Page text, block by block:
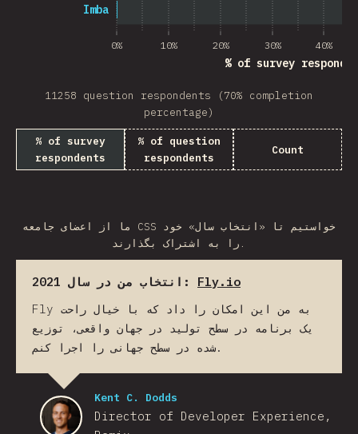
0% 10% 20% 30% 40%
% of survey
Imba
11258 question respondents (70% completion
percentage)
% of survey
respondents
% of question
respondents
Count
ما از اعضای جامعه CSS خواستیم تا «انتخاب سال» خود
را به اشتراک بگذارند.
انتخاب من در سال 2021: Fly.io
Fly به من این امکان را داد که با خیال راحت
یک برنامه در سطح تولید در جهان واقعی، توزیع
شده در سطح جهانی را اجرا کنم.
Kent C. Dodds
Director of Developer Experience,